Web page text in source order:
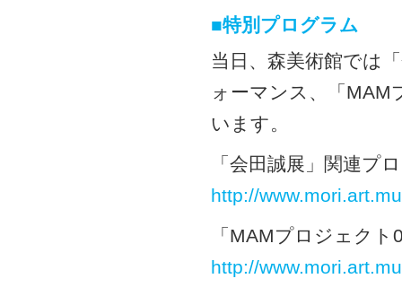
■特別プログラム
当日、森美術館では
ォーマンス、「MAM
います。
「会田誠展」関連プ
http://
「MAMプロジェク
http://